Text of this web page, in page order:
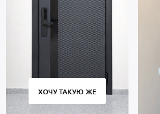
ХОЧУ ТАКУЮ ЖЕ